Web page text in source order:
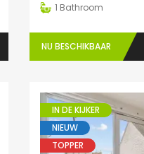
1 Bathroom
NU BESCHIKBAAR
IN DE KIJKER
NIEUW
TOPPER